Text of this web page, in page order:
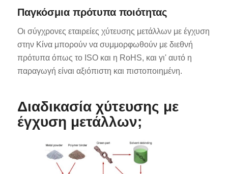
Παγκόσμια πρότυπα ποιότητας
Οι σύγχρονες εταιρείες χύτευσης μετάλλων με έγχυση
στην Κίνα μπορούν να συμμορφωθούν με διεθνή
πρότυπα όπως το ISO και η RoHS, και γι' αυτό η
παραγωγή είναι αξιόπιστη και πιστοποιημένη.
Διαδικασία χύτευσης με
έγχυση μετάλλων;